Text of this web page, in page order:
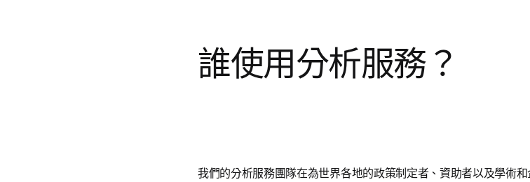
誰使用分析服務？
我們的分析服務團隊在為世界各地的政策制定者、資助者以及學術